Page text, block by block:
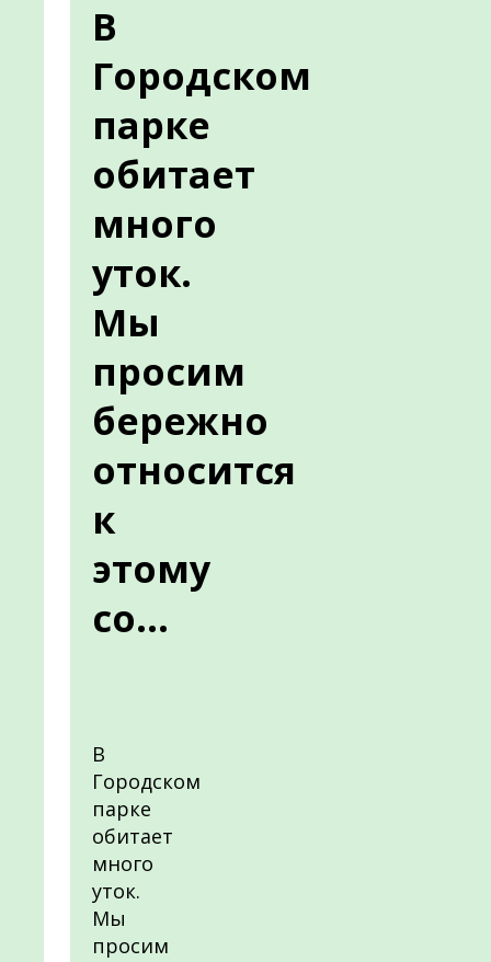
В
Городском
парке
обитает
много
уток.
Мы
просим
бережно
относится
к
этому
со...
В
Городском
парке
обитает
много
уток.
Мы
просим